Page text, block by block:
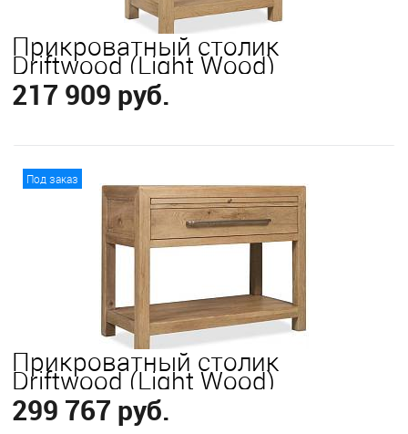
Прикроватный столик
Driftwood (Light Wood)
217 909 руб.
Под заказ
Прикроватный столик
Driftwood (Light Wood)
299 767 руб.